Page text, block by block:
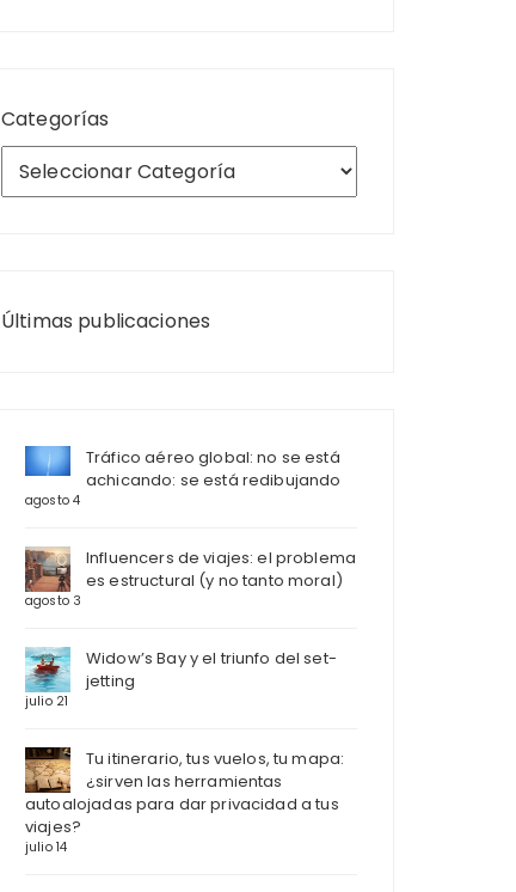
Categorías
Últimas publicaciones
Tráfico aéreo global: no se está
achicando: se está redibujando
agosto 4
Influencers de viajes: el problema
es estructural (y no tanto moral)
agosto 3
Widow’s Bay y el triunfo del set-
jetting
julio 21
Tu itinerario, tus vuelos, tu mapa:
¿sirven las herramientas
autoalojadas para dar privacidad a tus
viajes?
julio 14